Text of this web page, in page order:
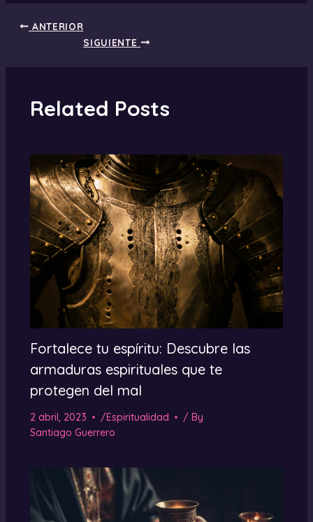
ANTERIOR
SIGUIENTE
Related Posts
Fortalece tu espíritu: Descubre las
armaduras espirituales que te
protegen del mal
2 abril, 2023 /Espiritualidad
/ By
Santiago Guerrero